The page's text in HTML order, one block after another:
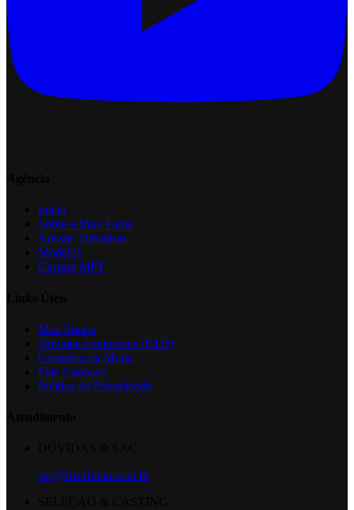
Início
Sobre a Max Fama
Nossos Trabalhos
Modelos
Casting MFT
Max Shorts
Dúvidas Frequentes (FAQ)
Glossário da Moda
Fale Conosco
Política de Privacidade
sac@maxfama.com.br